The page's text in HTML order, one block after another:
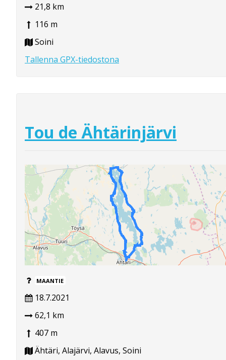
21,8 km
116 m
Soini
Tallenna GPX-tiedostona
Tou de Ähtärinjärvi
MAANTIE
18.7.2021
62,1 km
407 m
Ähtäri, Alajärvi, Alavus, Soini